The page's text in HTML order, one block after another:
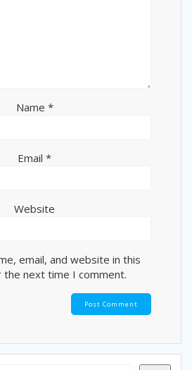
Name *
Email *
Website
email, and website in this
next time I comment.